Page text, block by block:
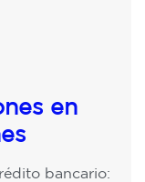
en
bancario: